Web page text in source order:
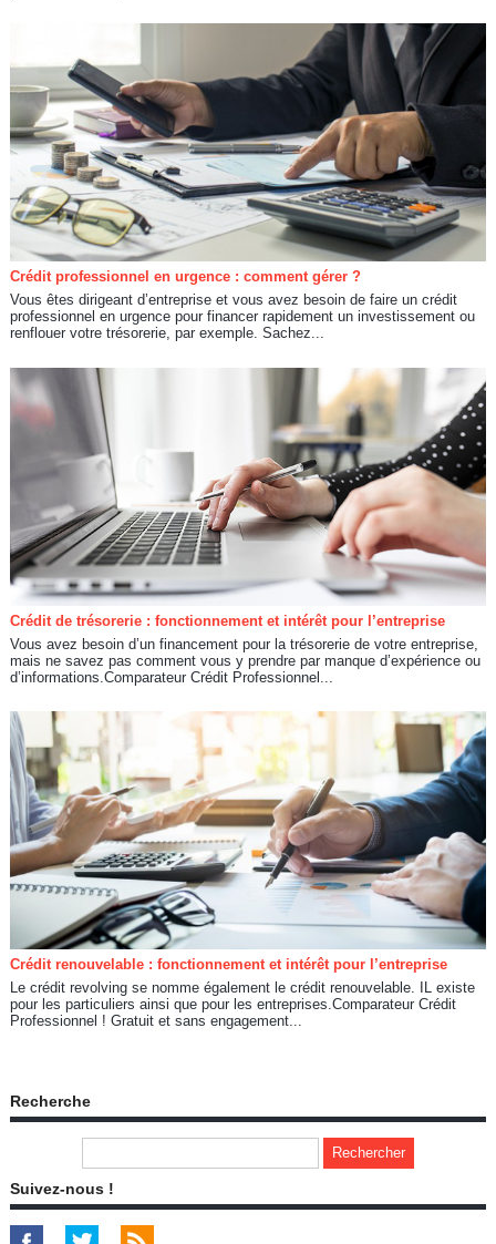
Crédit professionnel en urgence : comment gérer ?
Vous êtes dirigeant d’entreprise et vous avez besoin de faire un crédit
professionnel en urgence pour financer rapidement un investissement ou
renflouer votre trésorerie, par exemple. Sachez...
Crédit de trésorerie : fonctionnement et intérêt pour l’entreprise
Vous avez besoin d’un financement pour la trésorerie de votre entreprise,
mais ne savez pas comment vous y prendre par manque d’expérience ou
d’informations.Comparateur Crédit Professionnel...
Crédit renouvelable : fonctionnement et intérêt pour l’entreprise
Le crédit revolving se nomme également le crédit renouvelable. IL existe
pour les particuliers ainsi que pour les entreprises.Comparateur Crédit
Professionnel ! Gratuit et sans engagement...
Recherche
Suivez-nous !